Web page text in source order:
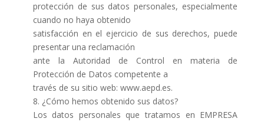
protección de sus datos personales, especialmente
cuando no haya obtenido
satisfacción en el ejercicio de sus derechos, puede
presentar una reclamación
ante la Autoridad de Control en materia de
Protección de Datos competente a
través de su sitio web: www.aepd.es.
8. ¿Cómo hemos obtenido sus datos?
Los datos personales que tratamos en EMPRESA